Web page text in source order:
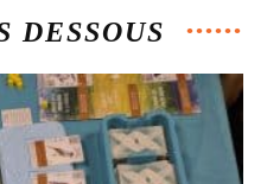
et
DESSOUS